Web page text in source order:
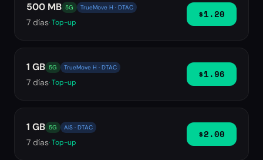
500 MB 5G TrueMove H · DTAC
7 días· Top-up
$1.20
1 GB 5G TrueMove H · DTAC
7 días· Top-up
$1.96
1 GB 5G AIS · DTAC
7 días· Top-up
$2.00